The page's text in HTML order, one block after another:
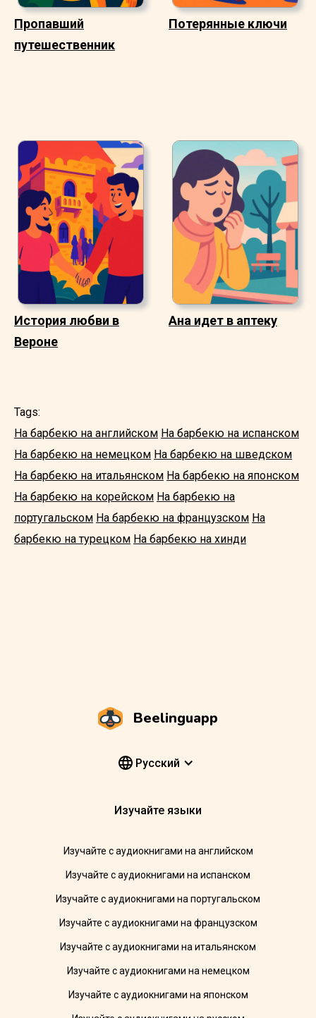
Пропавший
путешественник
Потерянные ключи
История любви в
Вероне
Ана идет в аптеку
Tags:
На барбекю на английском На барбекю на испанском
На барбекю на немецком На барбекю на шведском
На барбекю на итальянском На барбекю на японском
На барбекю на корейском На барбекю на
португальском На барбекю на французском На
барбекю на турецком На барбекю на хинди
Beelinguapp
Pусский
Изучайте языки
Изучайте с аудиокнигами на английском
Изучайте с аудиокнигами на испанском
Изучайте с аудиокнигами на португальском
Изучайте с аудиокнигами на французском
Изучайте с аудиокнигами на итальянском
Изучайте с аудиокнигами на немецком
Изучайте с аудиокнигами на японском